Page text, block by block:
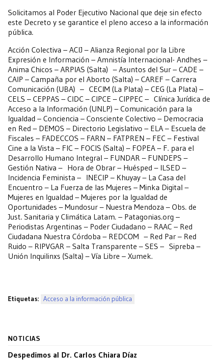
Solicitamos al Poder Ejecutivo Nacional que deje sin efecto
este Decreto y se garantice el pleno acceso a la información
pública.
Acción Colectiva – ACIJ – Alianza Regional por la Libre
Expresión e Información – Amnistía Internacional- Andhes –
Anima Chicos – ARPIAS (Salta) – Asuntos del Sur – CADE –
CAIP – Campaña por el Aborto (Salta) – CAREF – Carrera
Comunicación (UBA) – CECIM (La Plata) – CEG (La Plata) –
CELS – CEPPAS – CIDC – CIPCE – CIPPEC – Clínica Jurídica de
Acceso a la Información (UNLP) – Comunicación para la
Igualdad – Conciencia – Consciente Colectivo – Democracia
en Red – DEMOS – Directorio Legislativo – ELA – Escuela de
Fiscales – FADECCOS – FARN – FATPREN – FEC – Festival
Cine a la Vista – FIC – FOCIS (Salta) – FOPEA – F. para el
Desarrollo Humano Integral – FUNDAR – FUNDEPS –
Gestión Nativa – Hora de Obrar – Huésped – ILSED –
Incidencia Feminista – INECIP – Khuyay – La Casa del
Encuentro – La Fuerza de las Mujeres – Minka Digital –
Mujeres en Igualdad – Mujeres por la Igualdad de
Oportunidades – Mundosur – Nuestra Mendoza – Obs. de
Just. Sanitaria y Climática Latam. – Patagonias.org –
Periodistas Argentinas – Poder Ciudadano – RAAC – Red
Ciudadana Nuestra Córdoba – REDCOM – Red Par – Red
Ruido – RIPVGAR – Salta Transparente – SES – Sipreba –
Unión Inquilinxs (Salta) – Vía Libre – Xumek.
Etiquetas: Acceso a la información pública
NOTICIAS
Despedimos al Dr. Carlos Chiara Díaz